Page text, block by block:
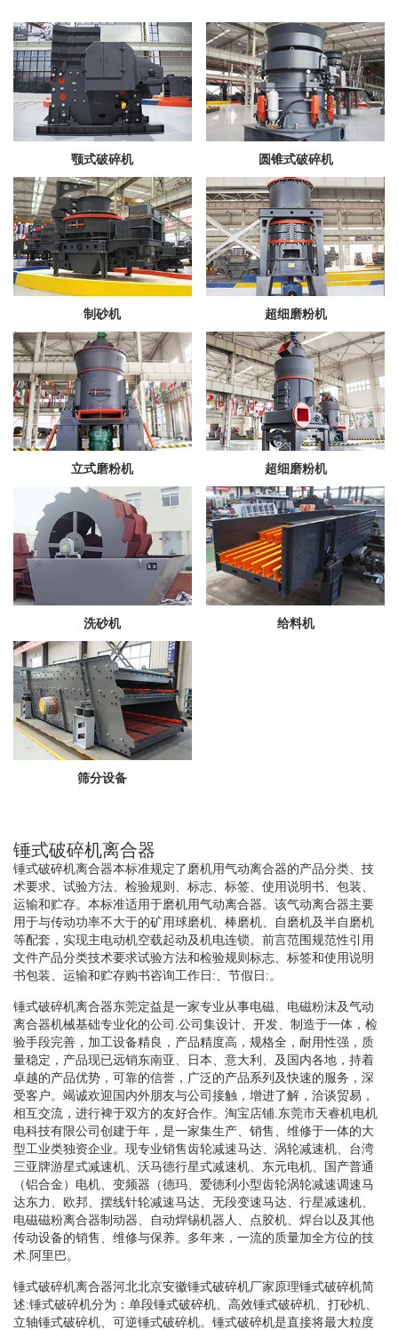
颚式破碎机 圆锥式破碎机
制砂机 超细磨粉机
立式磨粉机 超细磨粉机
洗砂机 给料机
筛分设备
锤式破碎机离合器
锤式破碎机离合器本标准规定了磨机用气动离合器的产品分类、技
术要求、试验方法、检验规则、标志、标签、使用说明书、包装、
运输和贮存。本标准适用于磨机用气动离合器。该气动离合器主要
用于与传动功率不大于的矿用球磨机、棒磨机、自磨机及半自磨机
等配套，实现主电动机空载起动及机电连锁。前言范围规范性引用
文件产品分类技术要求试验方法和检验规则标志、标签和使用说明
书包装、运输和贮存购书咨询工作日:、节假日:。
锤式破碎机离合器东莞定益是一家专业从事电磁、电磁粉沫及气动
离合器机械基础专业化的公司.公司集设计、开发、制造于一体，检
验手段完善，加工设备精良，产品精度高，规格全，耐用性强，质
量稳定，产品现已远销东南亚、日本、意大利、及国内各地，持着
卓越的产品优势，可靠的信誉，广泛的产品系列及快速的服务，深
受客户。竭诚欢迎国内外朋友与公司接触，增进了解，洽谈贸易，
相互交流，进行裨于双方的友好合作。淘宝店铺.东莞市天睿机电机
电科技有限公司创建于年，是一家集生产、销售、维修于一体的大
型工业类独资企业。现专业销售齿轮减速马达、涡轮减速机、台湾
三亚牌游星式减速机、沃马德行星式减速机、东元电机、国产普通
（铝合金）电机、变频器（德玛、爱德利小型齿轮涡轮减速调速马
达东力、欧邦、摆线针轮减速马达、无段变速马达、行星减速机、
电磁磁粉离合器制动器、自动焊锡机器人、点胶机、焊台以及其他
传动设备的销售、维修与保养。多年来，一流的质量加全方位的技
术.阿里巴。
锤式破碎机离合器河北北京安徽锤式破碎机厂家原理锤式破碎机简
述:锤式破碎机分为：单段锤式破碎机、高效锤式破碎机、打砂机、
立轴锤式破碎机、可逆锤式破碎机。锤式破碎机是直接将最大粒度